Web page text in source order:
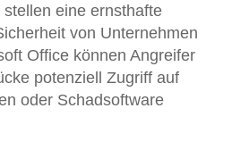
eine ernsthafte
von Unternehmen
Office können Angreifer
potenziell Zugriff auf
oder Schadsoftware